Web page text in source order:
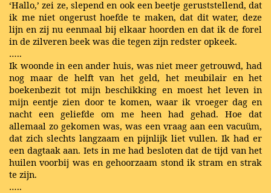
‘Hallo,’ zei ze, slepend en ook een beetje geruststellend, dat
ik me niet ongerust hoefde te maken, dat dit water, deze
lijn en zij nu eenmaal bij elkaar hoorden en dat ik de forel
in de zilveren beek was die tegen zijn redster opkeek.
…..
Ik woonde in een ander huis, was niet meer getrouwd, had
nog maar de helft van het geld, het meubilair en het
boekenbezit tot mijn beschikking en moest het leven in
mijn eentje zien door te komen, waar ik vroeger dag en
nacht een geliefde om me heen had gehad. Hoe dat
allemaal zo gekomen was, was een vraag aan een vacuüm,
dat zich slechts langzaam en pijnlijk liet vullen. Ik had er
een dagtaak aan. Iets in me had besloten dat de tijd van het
huilen voorbij was en gehoorzaam stond ik stram en strak
te zijn.
…..